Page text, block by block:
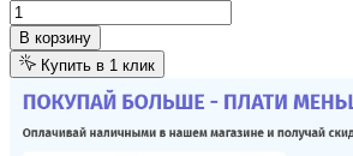
В корзину
Купить в 1 клик